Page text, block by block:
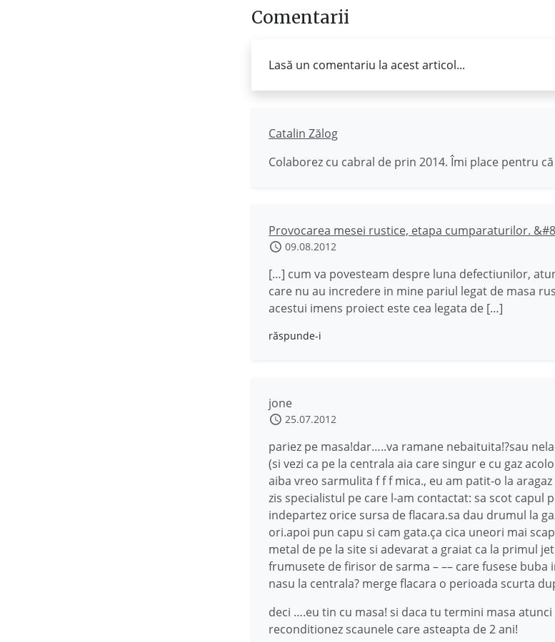
Comentarii
Lasă un comentariu la acest articol...
Catalin Zălog
Colaborez cu cabral de prin 2014. Îmi place pentru
Provocarea mesei rustice, etapa cumparaturilor.
09.08.2012
[…] cum va povesteam despre luna defectiunilor,
care nu au incredere in mine pariul legat de masa
acestui imens proiect este cea legata de […]
răspunde-i
jone
25.07.2012
pariez pe masa!dar…..va ramane nebaituita!?sau
(si vezi ca pe la centrala aia care singur e cu gaz
aiba vreo sarmulita f f f mica., eu am patit-o la aragaz
zis specialistul pe care l-am contactat: sa scot capul
indepartez orice sursa de flacara.sa dau drumul la
ori.apoi pun capu si cam gata.ça cica uneori mai
metal de pe la site si adevarat a graiat ca la primul
frumusete de firisor de sarma – –– care fusese buba
nasu la centrala? merge flacara o perioada scurta
deci ….eu tin cu masa! si daca tu termini masa atunci
reconditionez scaunele care asteapta de 2 ani!